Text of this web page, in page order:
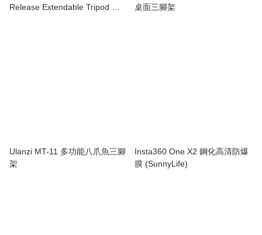
Release Extendable Tripod 磁
桌面三腳架
Ulanzi MT-11 多功能八爪魚三腳
架
Insta360 One X2 鋼化高清防爆
膜 (SunnyLife)